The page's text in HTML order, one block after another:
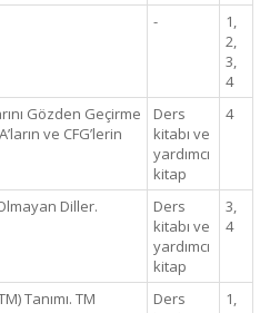
-
1,
2,
3,
4
Gözden Geçirme
ve CFG’lerin
Ders
kitabı ve
yardımcı
kitap
4
Diller.
Ders
kitabı ve
yardımcı
kitap
3,
4
Tanımı. TM
Ders
1,